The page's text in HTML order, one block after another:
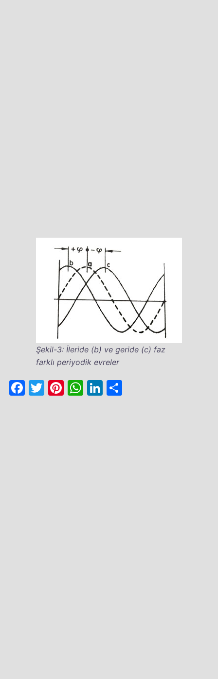
Şekil-3: İleride (b) ve geride (c) faz
farklı periyodik evreler
Facebook
Twitter
Pinterest
WhatsApp
LinkedIn